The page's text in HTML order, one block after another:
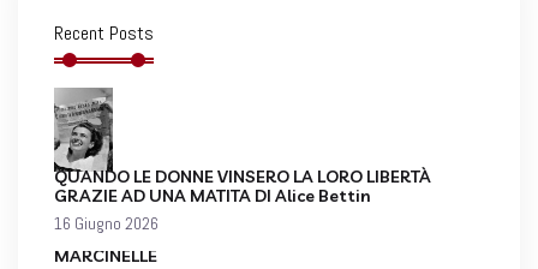
Recent Posts
QUANDO LE DONNE VINSERO LA LORO LIBERTÀ
GRAZIE AD UNA MATITA DI Alice Bettin
16 Giugno 2026
MARCINELLE